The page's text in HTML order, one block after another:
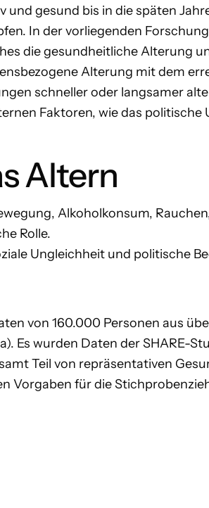
gesund bis in die späten
In der vorliegenden
die gesundheitliche Alterung
Alterung mit dem
schneller oder langsamer
Faktoren, wie das politische
Altern
Alkoholkonsum,
Rolle.
Ungleichheit und politische
von 160.000 Personen aus
Es wurden Daten der SHARE-
Teil von repräsentativen
Vorgaben für die